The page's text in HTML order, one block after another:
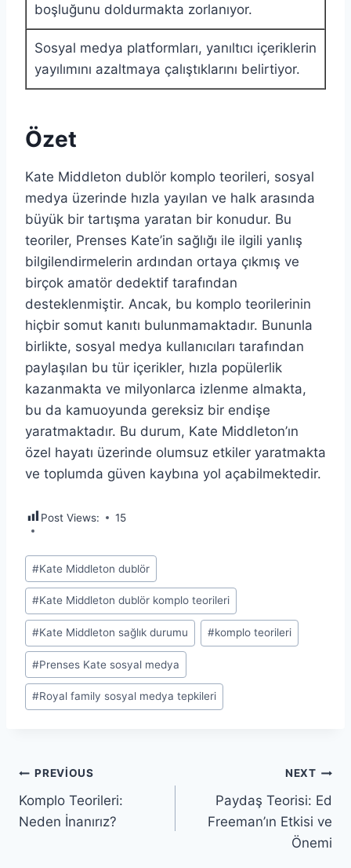
boşluğunu doldurmakta zorlanıyor.
Sosyal medya platformları, yanıltıcı içeriklerin
yayılımını azaltmaya çalıştıklarını belirtiyor.
Özet
Kate Middleton dublör komplo teorileri, sosyal
medya üzerinde hızla yayılan ve halk arasında
büyük bir tartışma yaratan bir konudur. Bu
teoriler, Prenses Kate’in sağlığı ile ilgili yanlış
bilgilendirmelerin ardından ortaya çıkmış ve
birçok amatör dedektif tarafından
desteklenmiştir. Ancak, bu komplo teorilerinin
hiçbir somut kanıtı bulunmamaktadır. Bununla
birlikte, sosyal medya kullanıcıları tarafından
paylaşılan bu tür içerikler, hızla popülerlik
kazanmakta ve milyonlarca izlenme almakta,
bu da kamuoyunda gereksiz bir endişe
yaratmaktadır. Bu durum, Kate Middleton’ın
özel hayatı üzerinde olumsuz etkiler yaratmakta
ve toplumda güven kaybına yol açabilmektedir.
Post Views: 15
Post
Tags:
#Kate Middleton dublör
#Kate Middleton dublör komplo teorileri
#Kate Middleton sağlık durumu #komplo teorileri
#Prenses Kate sosyal medya
#Royal family sosyal medya tepkileri
Yazı
gezinmesi
PREVIOUS
Komplo Teorileri:
Neden İnanırız?
NEXT
Paydaş Teorisi: Ed
Freeman’ın Etkisi ve
Önemi